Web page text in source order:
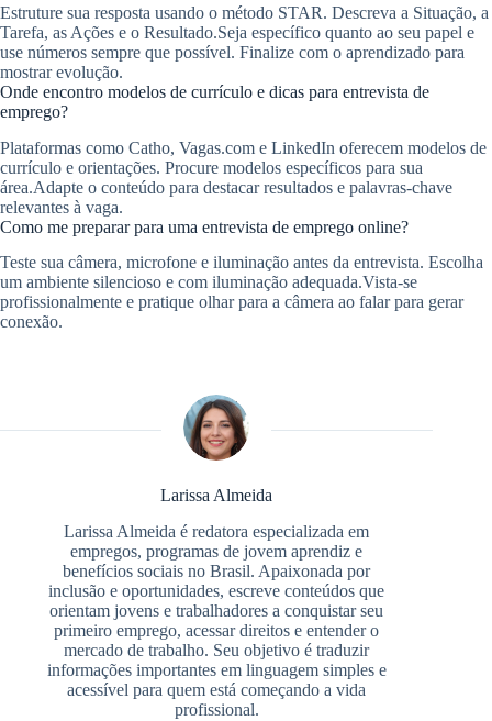
Estruture sua resposta usando o método STAR. Descreva a Situação, a
Tarefa, as Ações e o Resultado.Seja específico quanto ao seu papel e
use números sempre que possível. Finalize com o aprendizado para
mostrar evolução.
Onde encontro modelos de currículo e dicas para entrevista de
emprego?
Plataformas como Catho, Vagas.com e LinkedIn oferecem modelos de
currículo e orientações. Procure modelos específicos para sua
área.Adapte o conteúdo para destacar resultados e palavras-chave
relevantes à vaga.
Como me preparar para uma entrevista de emprego online?
Teste sua câmera, microfone e iluminação antes da entrevista. Escolha
um ambiente silencioso e com iluminação adequada.Vista-se
profissionalmente e pratique olhar para a câmera ao falar para gerar
conexão.
Larissa Almeida
Larissa Almeida é redatora especializada em
empregos, programas de jovem aprendiz e
benefícios sociais no Brasil. Apaixonada por
inclusão e oportunidades, escreve conteúdos que
orientam jovens e trabalhadores a conquistar seu
primeiro emprego, acessar direitos e entender o
mercado de trabalho. Seu objetivo é traduzir
informações importantes em linguagem simples e
acessível para quem está começando a vida
profissional.